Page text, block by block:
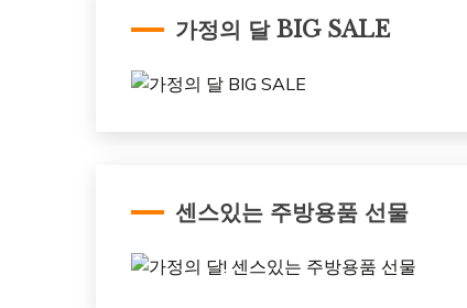
가정의 달 BIG SALE
센스있는 주방용품 선물